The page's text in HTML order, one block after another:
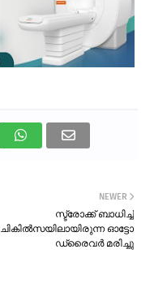
NEWER
സ്ട്രോക്ക് ബാധിച്ച്
ചികിൽസയിലായിരുന്ന ഓട്ടോ
ഡ്രൈവർ മരിച്ചു